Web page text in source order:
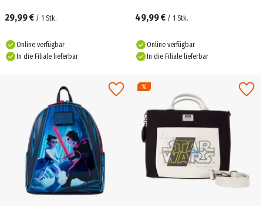
29,99 € / 1 Stk.
Online verfügbar
In die Filiale lieferbar
49,99 € / 1 Stk.
Online verfügbar
In die Filiale lieferbar